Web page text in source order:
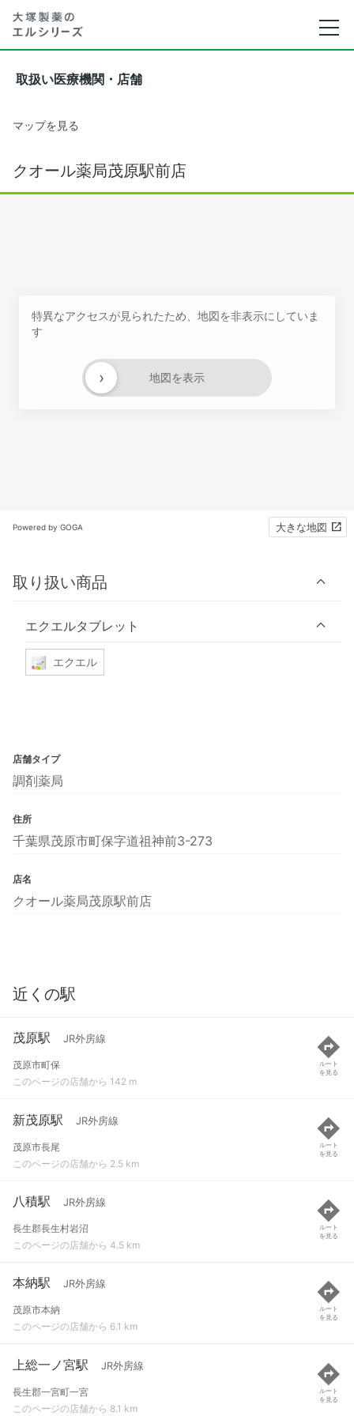
取扱い医療機関・店舗
マップを見る
クオール薬局茂原駅前店
特異なアクセスが見られたため、地図を非表示にしていま
す
地図を表示
›
Powered by GOGA 大きな地図
取り扱い商品
エクエルタブレット
エクエル
店舗タイプ
調剤薬局
住所
千葉県茂原市町保字道祖神前3-273
店名
クオール薬局茂原駅前店
近くの駅
茂原駅 JR外房線
茂原市町保
このページの店舗から 142 m
ルート
を見る
新茂原駅 JR外房線
茂原市長尾
このページの店舗から 2.5 km
ルート
を見る
八積駅 JR外房線
長生郡長生村岩沼
このページの店舗から 4.5 km
ルート
を見る
本納駅 JR外房線
茂原市本納
このページの店舗から 6.1 km
ルート
を見る
上総一ノ宮駅 JR外房線
長生郡一宮町一宮
このページの店舗から 8.1 km
ルート
を見る